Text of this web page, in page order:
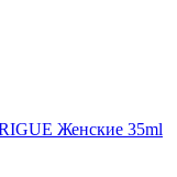
Женские 35ml